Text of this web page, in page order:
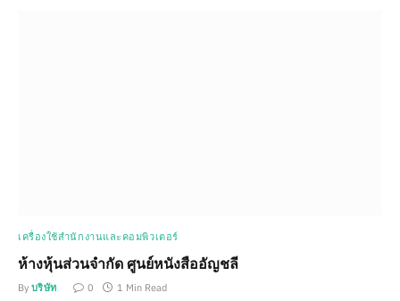
เครื่องใช้สำนักงานและคอมพิวเตอร์
ห้างหุ้นส่วนจำกัด ศูนย์หนังสืออัญชลี
By บริษัท 0 1 Min Read